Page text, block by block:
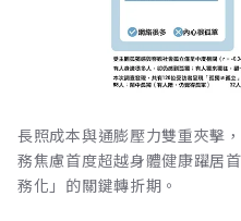
長照成本與通膨壓力雙重夾擊
務焦慮首度超越身體健康躍居
務化」的關鍵轉折期。